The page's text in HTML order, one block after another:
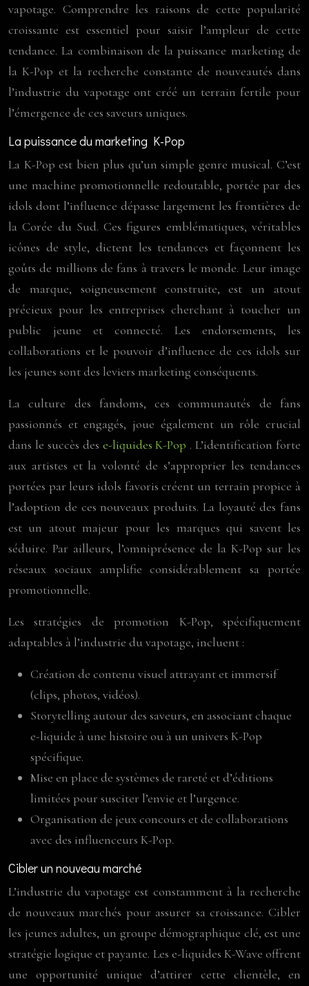
vapotage. Comprendre les raisons de cette popularité
croissante est essentiel pour saisir l’ampleur de cette
tendance. La combinaison de la puissance marketing de
la K-Pop et la recherche constante de nouveautés dans
l’industrie du vapotage ont créé un terrain fertile pour
l’émergence de ces saveurs uniques.
La puissance du marketing K-Pop
La K-Pop est bien plus qu’un simple genre musical. C’est
une machine promotionnelle redoutable, portée par des
idols dont l’influence dépasse largement les frontières de
la Corée du Sud. Ces figures emblématiques, véritables
icônes de style, dictent les tendances et façonnent les
goûts de millions de fans à travers le monde. Leur image
de marque, soigneusement construite, est un atout
précieux pour les entreprises cherchant à toucher un
public jeune et connecté. Les endorsements, les
collaborations et le pouvoir d’influence de ces idols sur
les jeunes sont des leviers marketing conséquents.
La culture des fandoms, ces communautés de fans
passionnés et engagés, joue également un rôle crucial
dans le succès des e-liquides K-Pop . L’identification forte
aux artistes et la volonté de s’approprier les tendances
portées par leurs idols favoris créent un terrain propice à
l’adoption de ces nouveaux produits. La loyauté des fans
est un atout majeur pour les marques qui savent les
séduire. Par ailleurs, l’omniprésence de la K-Pop sur les
réseaux sociaux amplifie considérablement sa portée
promotionnelle.
Les stratégies de promotion K-Pop, spécifiquement
adaptables à l’industrie du vapotage, incluent :
Création de contenu visuel attrayant et immersif
(clips, photos, vidéos).
Storytelling autour des saveurs, en associant chaque
e-liquide à une histoire ou à un univers K-Pop
spécifique.
Mise en place de systèmes de rareté et d’éditions
limitées pour susciter l’envie et l’urgence.
Organisation de jeux concours et de collaborations
avec des influenceurs K-Pop.
Cibler un nouveau marché
L’industrie du vapotage est constamment à la recherche
de nouveaux marchés pour assurer sa croissance. Cibler
les jeunes adultes, un groupe démographique clé, est une
stratégie logique et payante. Les e-liquides K-Wave offrent
une opportunité unique d’attirer cette clientèle, en